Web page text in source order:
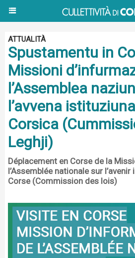
ATTUALITÀ
Spustamentu in
Missioni
l’Assemblea
l’avvena
Corsica
Leghji)
Déplacement en Corse de la
l’Assemblée nationale sur
Corse (Commission des lois)